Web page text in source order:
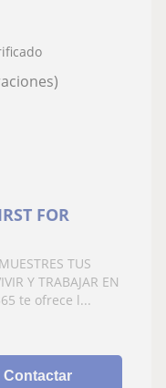
FOR
TUS
Y TRABAJAR EN
te ofrece l...
Contactar